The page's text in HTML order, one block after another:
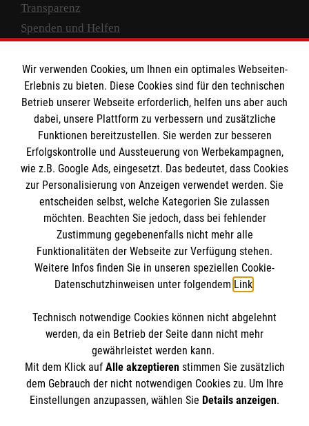
Transparenz
Spenden und Helfen
Empfänger: Malteser Hilfsdienst e.V.
IBAN: DE10 3706 0120 1201 2000 12
BIC: GENODED 1PA7
Newsletter abonnieren
Cookies verwalten|AGB|Impressum|Datenschutz
Barrierefreiheit |Kontakt| Sharepoint|Mediathek
Wir verwenden Cookies, um Ihnen ein optimales Webseiten-
Erlebnis zu bieten. Diese Cookies sind für den technischen
Betrieb unserer Webseite erforderlich, helfen uns aber auch
dabei, unsere Plattform zu verbessern und zusätzliche
Funktionen bereitzustellen. Sie werden zur besseren
Erfolgskontrolle und Aussteuerung von Werbekampagnen,
wie z.B. Google Ads, eingesetzt. Das bedeutet, dass Cookies
zur Personalisierung von Anzeigen verwendet werden. Sie
entscheiden selbst, welche Kategorien Sie zulassen
möchten. Beachten Sie jedoch, dass bei fehlender
Zustimmung gegebenenfalls nicht mehr alle
Funktionalitäten der Webseite zur Verfügung stehen.
Weitere Infos finden Sie in unseren speziellen Cookie-
Datenschutzhinweisen unter folgendem Link.
Technisch notwendige Cookies können nicht abgelehnt
werden, da ein Betrieb der Seite dann nicht mehr
gewährleistet werden kann.
Mit dem Klick auf Alle akzeptierenstimmen Sie zusätzlich
dem Gebrauch der nicht notwendigen Cookies zu. Um Ihre
Einstellungen anzupassen, wählen Sie Details anzeigen.